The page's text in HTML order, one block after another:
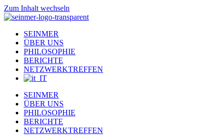
Zum Inhalt wechseln
SEINMER
ÜBER UNS
PHILOSOPHIE
BERICHTE
NETZWERKTREFFEN
SEINMER
ÜBER UNS
PHILOSOPHIE
BERICHTE
NETZWERKTREFFEN